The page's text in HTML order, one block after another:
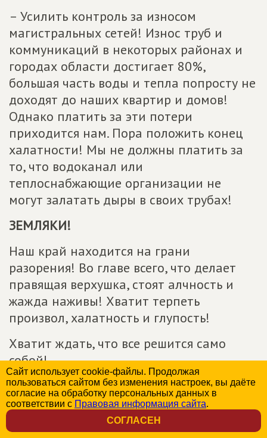
– Усилить контроль за износом
магистральных сетей! Износ труб и
коммуникаций в некоторых районах и
городах области достигает 80%,
большая часть воды и тепла попросту не
доходят до наших квартир и домов!
Однако платить за эти потери
приходится нам. Пора положить конец
халатности! Мы не должны платить за
то, что водоканал или
теплоснабжающие организации не
могут залатать дыры в своих трубах!
ЗЕМЛЯКИ!
Наш край находится на грани
разорения! Во главе всего, что делает
правящая верхушка, стоят алчность и
жажда наживы! Хватит терпеть
произвол, халатность и глупость!
Хватит ждать, что все решится само
собой!
Земляки, пора встать с дивана и
проголосовать за будущее
Архангельской области! Посмотрите в
Сайт использует cookie-файлы. Продолжая
пользоваться сайтом без изменения настроек, вы даёте
согласие на обработку персональных данных в
соответствии с Правовая информация сайта.
СОГЛАСЕН